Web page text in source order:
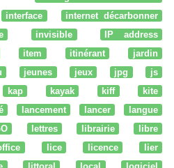
interface
internet décarbonner
invisible
IP address
item itinérant
jardin
jeunes jeux jpg
js
kap kayak kiff
kite
lancement lancer
langue
lettres librairie
libre
lice licence
lier